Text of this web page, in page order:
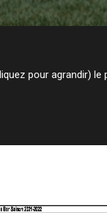
pour agrandir) le